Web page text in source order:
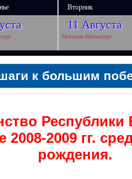
Вторник
11 Августа
Могилев-Металлург
к большим
Республики
2008-2009 гг.
рождения.